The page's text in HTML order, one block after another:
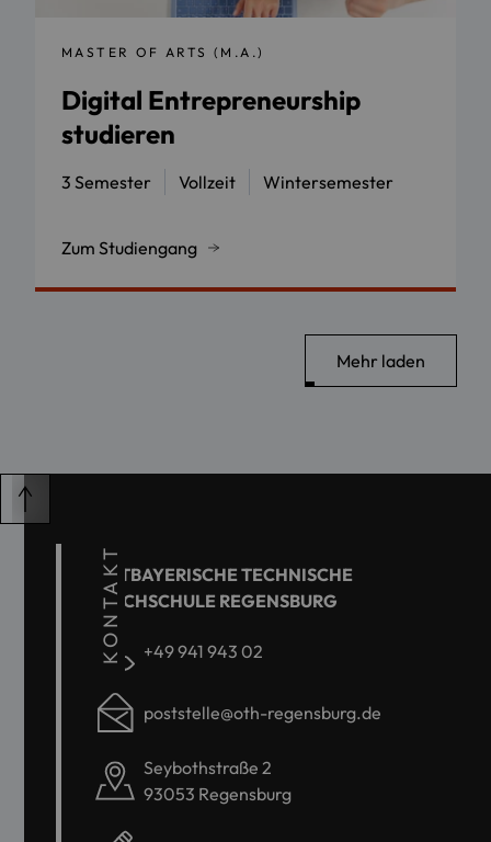
MASTER OF ARTS (M.A.)
Digital Entrepreneurship
studieren
3 Semester Vollzeit Wintersemester
Zum Studiengang
Mehr laden
KONTAKT
OSTBAYERISCHE TECHNISCHE
HOCHSCHULE REGENSBURG
+49 941 943 02
poststelle@oth-regensburg.de
Seybothstraße 2
93053 Regensburg